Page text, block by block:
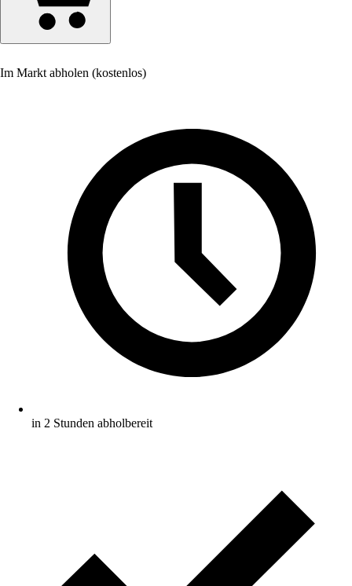
Im Markt abholen (kostenlos)
in 2 Stunden abholbereit